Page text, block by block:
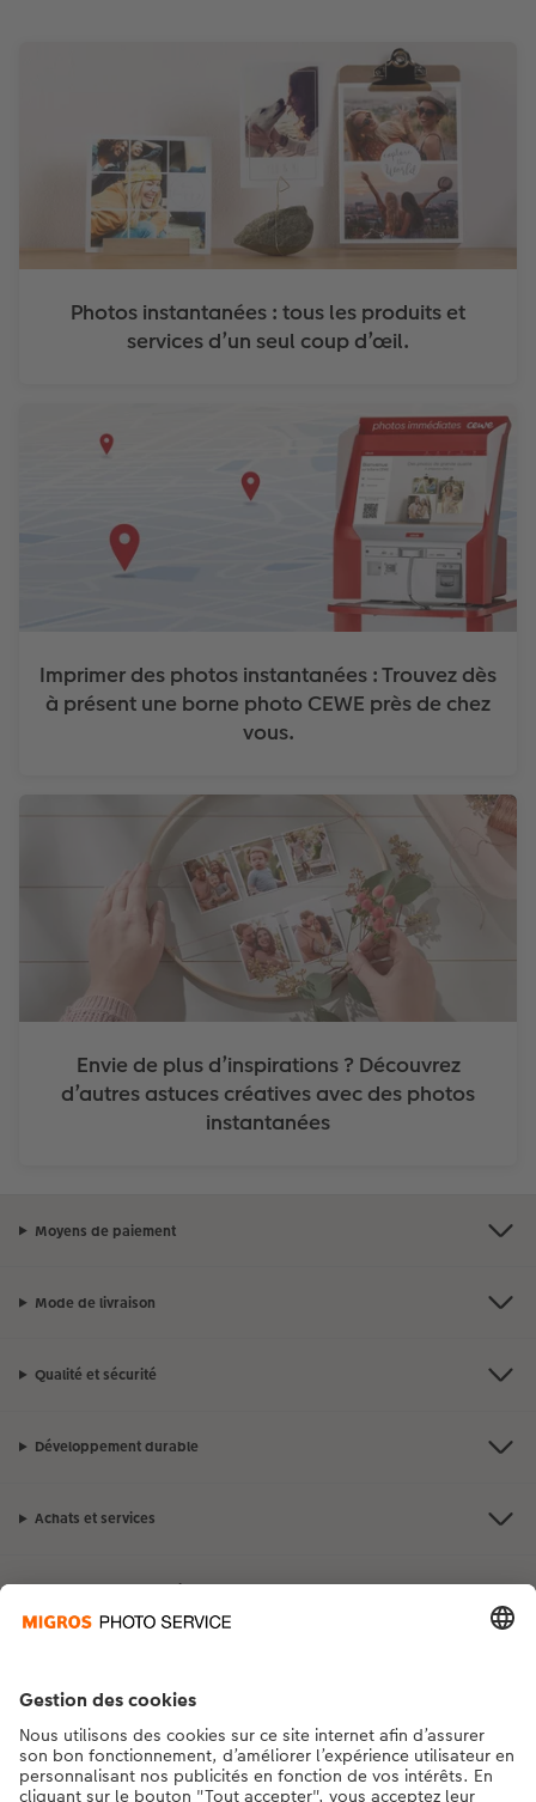
Photos instantanées : tous les produits et
services d’un seul coup d’œil.
Imprimer des photos instantanées : Trouvez dès
à présent une borne photo CEWE près de chez
vous.
Envie de plus d’inspirations ? Découvrez
d’autres astuces créatives avec des photos
instantanées
Moyens de paiement
Mode de livraison
Qualité et sécurité
Développement durable
Achats et services
Avantages et suggestions
La Migros